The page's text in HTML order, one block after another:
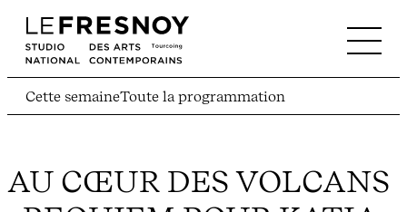
Cette semaineToute la programmation
AU CŒUR DES VOLCANS